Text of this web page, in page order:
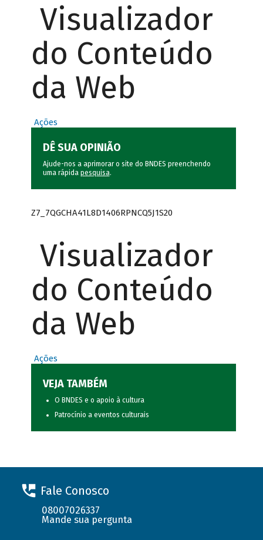
Visualizador
do Conteúdo
da Web
Ações
DÊ SUA OPINIÃO
Ajude-nos a aprimorar o site do BNDES preenchendo
uma rápida pesquisa.
Z7_7QGCHA41L8D1406RPNCQ5J1S20
Visualizador
do Conteúdo
da Web
Ações
VEJA TAMBÉM
O BNDES e o apoio à cultura
Patrocínio a eventos culturais
Fale Conosco
08007026337
Mande sua pergunta